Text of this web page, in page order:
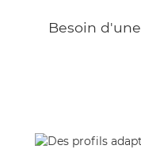
Besoin